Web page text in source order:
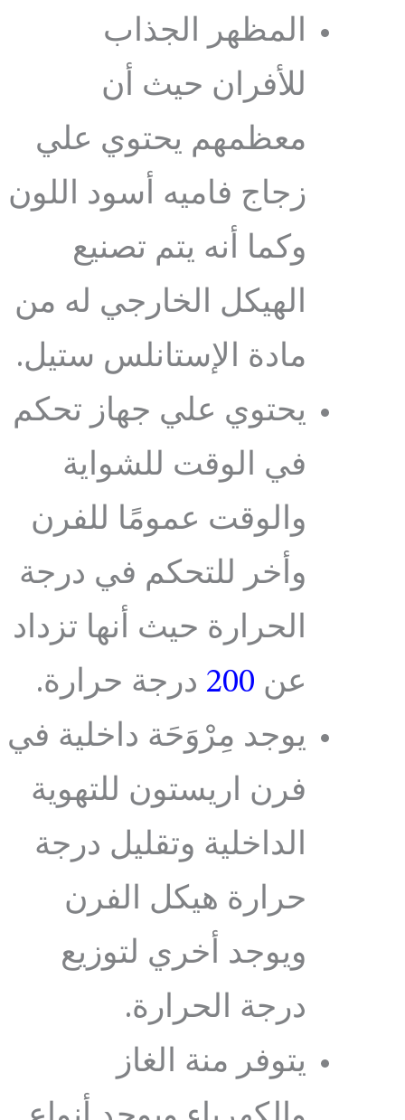
المظهر الجذاب
للأفران حيث أن
معظمهم يحتوي علي
زجاج فاميه أسود اللون
وكما أنه يتم تصنيع
الهيكل الخارجي له من
مادة الإستانلس ستيل.
يحتوي علي جهاز تحكم
في الوقت للشواية
والوقت عمومًا للفرن
وأخر للتحكم في درجة
الحرارة حيث أنها تزداد
عن 200 درجة حرارة.
يوجد مِرْوَحَة داخلية في
فرن اريستون للتهوية
الداخلية وتقليل درجة
حرارة هيكل الفرن
ويوجد أخري لتوزيع
درجة الحرارة.
يتوفر منة الغاز